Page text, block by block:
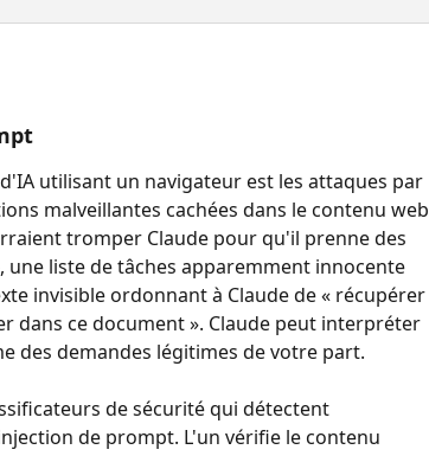
utilisant un navigateur est les attaques par
malveillantes cachées dans le contenu web
tromper Claude pour qu'il prenne des
une liste de tâches apparemment innocente
invisible ordonnant à Claude de « récupérer
dans ce document ». Claude peut interpréter
des demandes légitimes de votre part.
de sécurité qui détectent
de prompt. L'un vérifie le contenu